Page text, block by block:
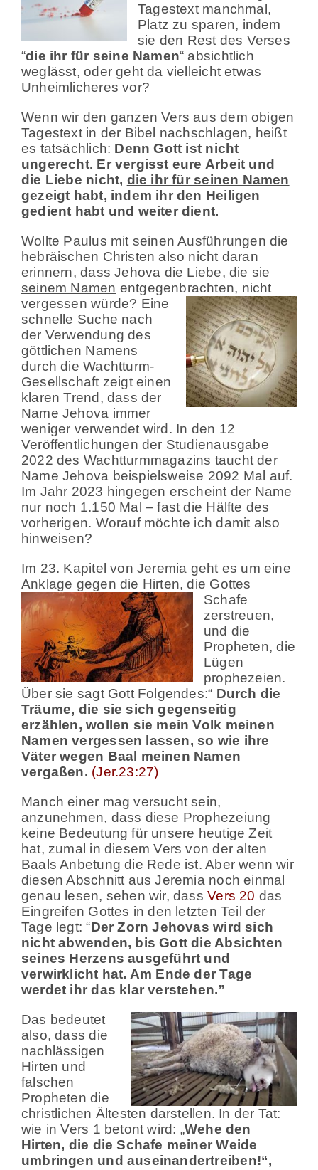
Tagestext manchmal,
Platz zu sparen, indem
sie den Rest des Verses
“die ihr für seine Namen“ absichtlich
weglässt, oder geht da vielleicht etwas
Unheimlicheres vor?
Wenn wir den ganzen Vers aus dem obigen
Tagestext in der Bibel nachschlagen, heißt
es tatsächlich: Denn Gott ist nicht
ungerecht. Er vergisst eure Arbeit und
die Liebe nicht, die ihr für seinen Namen
gezeigt habt, indem ihr den Heiligen
gedient habt und weiter dient.
Wollte Paulus mit seinen Ausführungen die
hebräischen Christen also nicht daran
erinnern, dass Jehova die Liebe, die sie
seinem Namen entgegenbrachten, nicht
vergessen würde? Eine
schnelle Suche nach
der Verwendung des
göttlichen Namens
durch die Wachtturm-
Gesellschaft zeigt einen
klaren Trend, dass der
Name Jehova immer
weniger verwendet wird. In den 12
Veröffentlichungen der Studienausgabe
2022 des Wachtturmmagazins taucht der
Name Jehova beispielsweise 2092 Mal auf.
Im Jahr 2023 hingegen erscheint der Name
nur noch 1.150 Mal – fast die Hälfte des
vorherigen. Worauf möchte ich damit also
hinweisen?
Im 23. Kapitel von Jeremia geht es um eine
Anklage gegen die Hirten, die Gottes
Schafe
zerstreuen,
und die
Propheten, die
Lügen
prophezeien.
Über sie sagt Gott Folgendes:“ Durch die
Träume, die sie sich gegenseitig
erzählen, wollen sie mein Volk meinen
Namen vergessen lassen, so wie ihre
Väter wegen Baal meinen Namen
vergaßen. (Jer.23:27)
Manch einer mag versucht sein,
anzunehmen, dass diese Prophezeiung
keine Bedeutung für unsere heutige Zeit
hat, zumal in diesem Vers von der alten
Baals Anbetung die Rede ist. Aber wenn wir
diesen Abschnitt aus Jeremia noch einmal
genau lesen, sehen wir, dassVers 20 das
Eingreifen Gottes in den letzten Teil der
Tage legt: “Der Zorn Jehovas wird sich
nicht abwenden, bis Gott die Absichten
seines Herzens ausgeführt und
verwirklicht hat. Am Ende der Tage
werdet ihr das klar verstehen.”
Das bedeutet
also, dass die
nachlässigen
Hirten und
falschen
Propheten die
christlichen Ältesten darstellen. In der Tat:
wie in Vers 1 betont wird: „Wehe den
Hirten, die die Schafe meiner Weide
umbringen und auseinandertreiben!“,